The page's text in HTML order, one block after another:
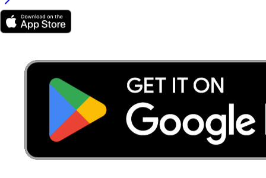
espaces pour chiens (OSM)
5
Pet sitters actifs
sur 100
Carte canine de Antibes : parcs,
vétérinaires et pet sitters à proximité
1 espaces pour chiens et les cliniques vétérinaires de Antibes, sur la
carte (données OpenStreetMap).
2 % des pet sitters Sittsy vivent à
moins de 2 km d’un espace pour chiens.
plus de détails.